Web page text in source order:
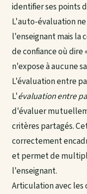
identifier ses points
L'auto-évaluation
l'enseignant mais la
de confiance où dire
n'expose à aucune
L'évaluation entre
L'évaluation entre
d'évaluer
critères partagés.
correctement
et permet de
l'enseignant.
Articulation avec